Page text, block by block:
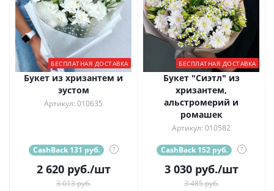
БЕСПЛАТНАЯ ДОСТАВКА
Букет из хризантем и
эустом
Артикул: 010635
CashBack 131 руб. ?
2 620руб./шт
3 013 руб.
БЕСПЛАТНАЯ ДОСТАВКА
Букет "Сиэтл" из
хризантем,
альстромерий и
ромашек
Артикул: 010582
CashBack 152 руб. ?
3 030руб./шт
3 485 руб.